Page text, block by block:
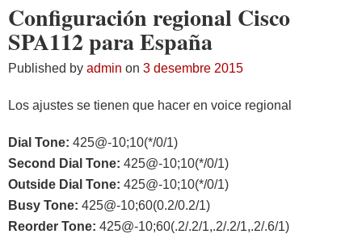
Configuración regional Cisco
SPA112 para España
Published by admin on 3 desembre 2015
Los ajustes se tienen que hacer en voice regional
Dial Tone: 425@-10;10(*/0/1)
Second Dial Tone: 425@-10;10(*/0/1)
Outside Dial Tone: 425@-10;10(*/0/1)
Busy Tone: 425@-10;60(0.2/0.2/1)
Reorder Tone: 425@-10;60(.2/.2/1,.2/.2/1,.2/.6/1)